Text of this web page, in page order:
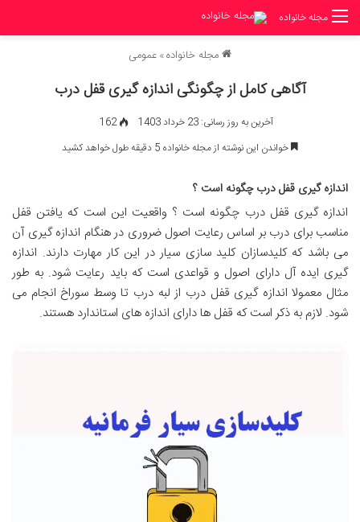
مجله خانواده
مجله خانواده»عمومی
آگاهی کامل از چگونگی اندازه گیری قفل درب
آخرین به روز رسانی: 23 خرداد 1403
162
خواندن این نوشته از مجله خانواده 5 دقیقه طول خواهد کشید
اندازه گیری قفل درب چگونه است ؟
اندازه گیری قفل درب چگونه است ؟ واقعیت این است که یافتن قفل
مناسب برای درب بر اساس رعایت اصول ضروری در هنگام اندازه گیری آن
می باشد که کلیدسازان کلید سازی سیار در این کار مهارت دارند. اندازه
گیری ایده آل دارای اصول و قواعدی است که باید رعایت شود. به طور
مثال معمولا اندازه گیری قفل درب از لبه درب تا وسط سوراخ انجام می
شود. لازم به ذکر است که قفل ها دارای اندازه های استاندارد هستند.